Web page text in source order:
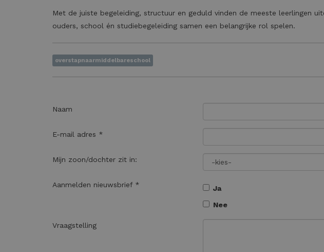
Met de juiste begeleiding, structuur en geduld vinden de meeste leerlingen
ouders, school én studiebegeleiding samen een belangrijke rol spelen.
overstapnaarmiddelbareschool
Naam
E-mail adres *
Mijn zoon/dochter zit in:
Aanmelden nieuwsbrief *
Ja
Nee
Vraagstelling